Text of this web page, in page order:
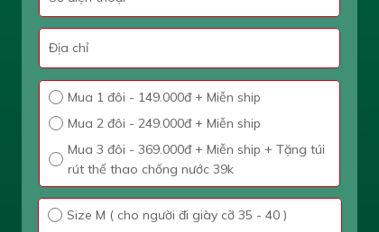
Mua 1 đôi - 149.000đ + Miễn ship
Mua 2 đôi - 249.000đ + Miễn ship
Mua 3 đôi - 369.000đ + Miễn ship + Tặng túi
rút thể thao chống nước 39k
Size M ( cho người đi giày cỡ 35 - 40 )